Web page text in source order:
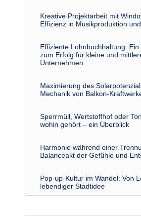
Kreative Projektarbeit mit
Effizienz in Musikproduktion
Effiziente Lohnbuchhaltung: Ein
zum Erfolg für kleine und
Unternehmen
Maximierung des
Mechanik von Balkon-
Sperrmüll, Wertstoffhof oder
wohin gehört – ein Überblick
Harmonie während einer
Balanceakt der Gefühle und
Pop-up-Kultur im Wandel: Von
lebendiger Stadtidee